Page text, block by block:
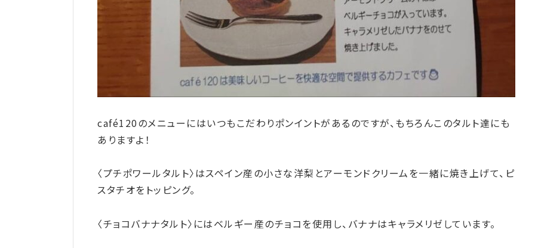
café120のメニューにはいつもこだわりポンイントがあるのですが、もちろんこのタルト達にも
ありますよ！
〈プチポワールタルト〉はスペイン産の小さな洋梨とアーモンドクリームを一緒に焼き上げて、ピ
スタチオをトッピング。
〈チョコバナナタルト〉にはベルギー産のチョコを使用し、バナナはキャラメリゼしています。